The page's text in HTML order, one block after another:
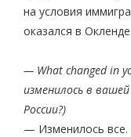
на условия
оказался в
— What changed in
изменилось в
России?)
— Изменилось все.